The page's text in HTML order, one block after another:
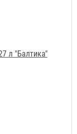
"Балтика"